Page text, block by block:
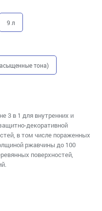
9 л
тона)
3 в 1 для внутренних и
декоративной
в том числе пораженных
ржавчины до 100
поверхностей,